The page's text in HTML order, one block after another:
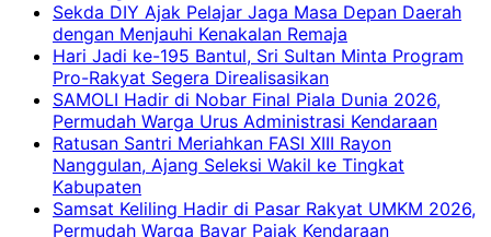
Sekda DIY Ajak Pelajar Jaga Masa Depan Daerah
dengan Menjauhi Kenakalan Remaja
Hari Jadi ke-195 Bantul, Sri Sultan Minta Program
Pro-Rakyat Segera Direalisasikan
SAMOLI Hadir di Nobar Final Piala Dunia 2026,
Permudah Warga Urus Administrasi Kendaraan
Ratusan Santri Meriahkan FASI XIII Rayon
Nanggulan, Ajang Seleksi Wakil ke Tingkat
Kabupaten
Samsat Keliling Hadir di Pasar Rakyat UMKM 2026,
Permudah Warga Bayar Pajak Kendaraan